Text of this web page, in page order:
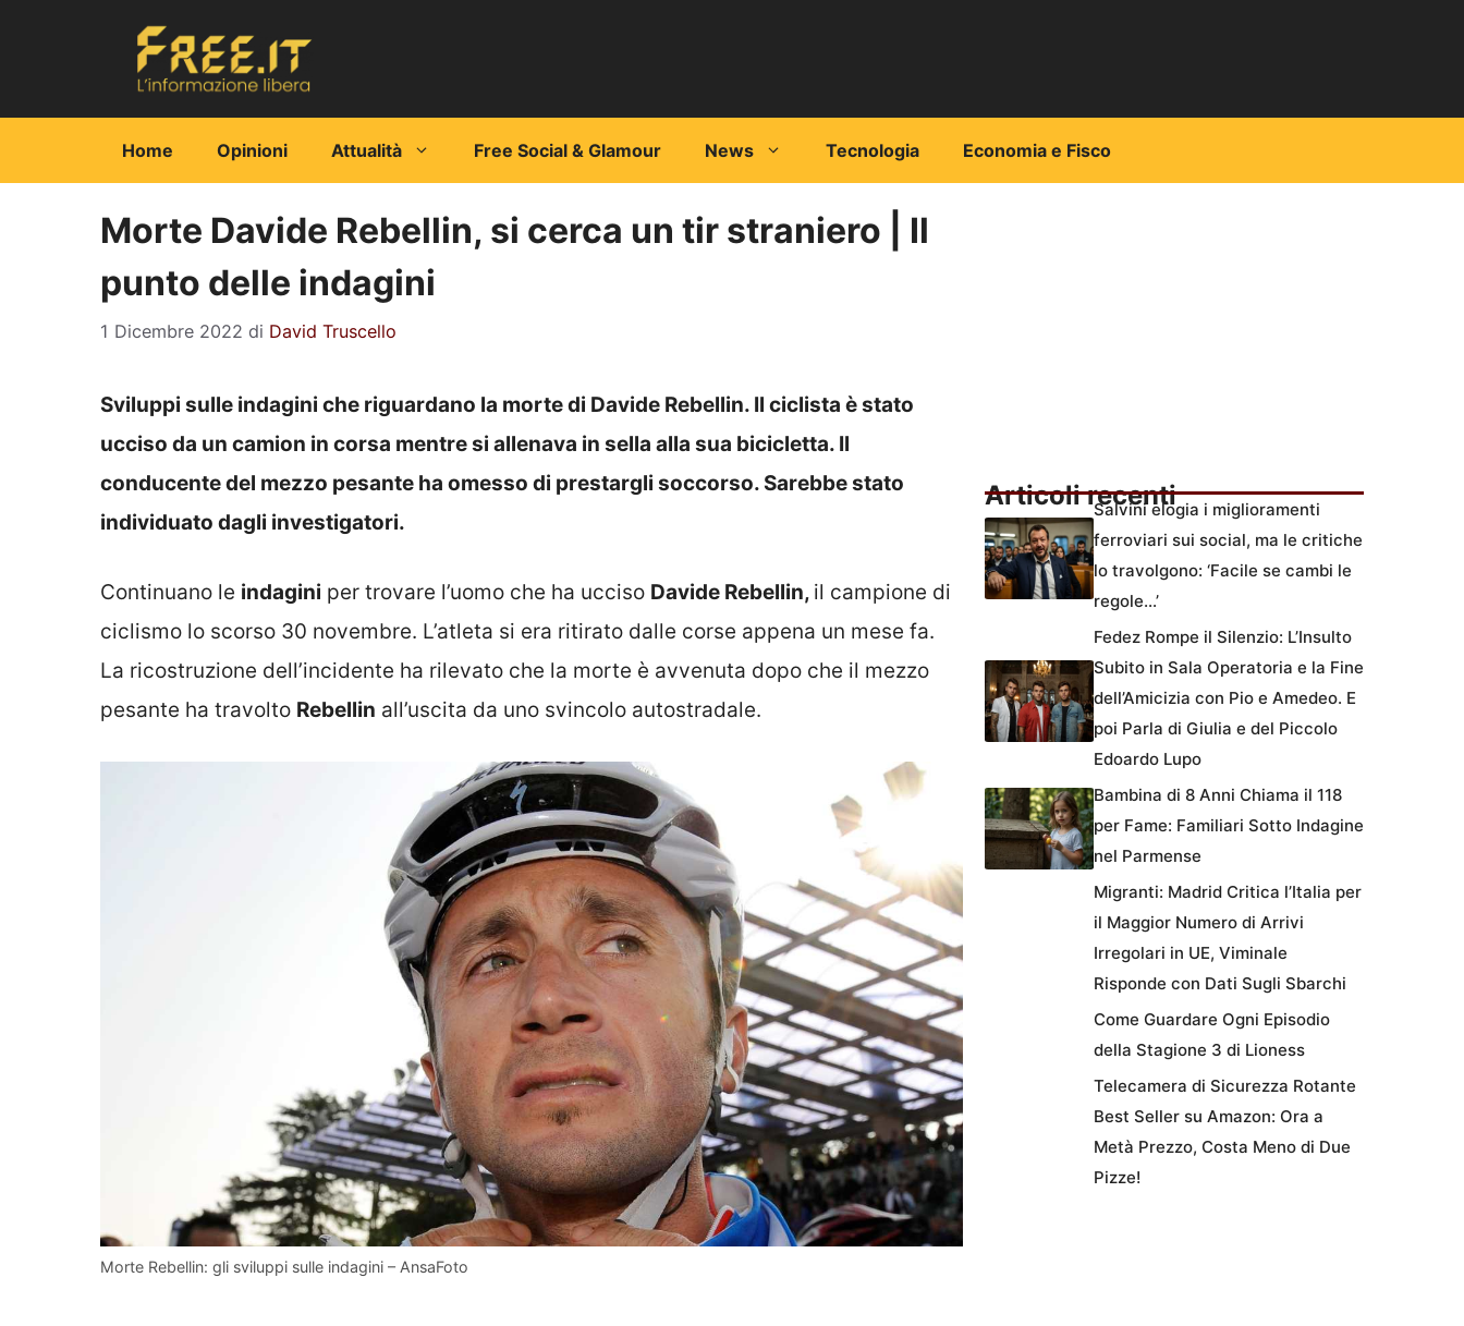
Home Opinioni Attualità Free Social & Glamour News Tecnologia Economia e Fisco
Morte Davide Rebellin, si cerca un tir straniero | Il
punto delle indagini
1 Dicembre 2022 di David Truscello
Sviluppi sulle indagini che riguardano la morte di Davide Rebellin. Il ciclista è stato
ucciso da un camion in corsa mentre si allenava in sella alla sua bicicletta. Il
conducente del mezzo pesante ha omesso di prestargli soccorso. Sarebbe stato
individuato dagli investigatori.
Continuano le indagini per trovare l’uomo che ha ucciso Davide Rebellin, il campione di
ciclismo lo scorso 30 novembre. L’atleta si era ritirato dalle corse appena un mese fa.
La ricostruzione dell’incidente ha rilevato che la morte è avvenuta dopo che il mezzo
pesante ha travolto Rebellin all’uscita da uno svincolo autostradale.
Morte Rebellin: gli sviluppi sulle indagini – AnsaFoto
Articoli recentiSalvini elogia i miglioramenti
ferroviari sui social, ma le critiche
lo travolgono: ‘Facile se cambi le
regole…’
Fedez Rompe il Silenzio: L’Insulto
Subito in Sala Operatoria e la Fine
dell’Amicizia con Pio e Amedeo. E
poi Parla di Giulia e del Piccolo
Edoardo Lupo
Bambina di 8 Anni Chiama il 118
per Fame: Familiari Sotto Indagine
nel Parmense
Migranti: Madrid Critica l’Italia per
il Maggior Numero di Arrivi
Irregolari in UE, Viminale
Risponde con Dati Sugli Sbarchi
Come Guardare Ogni Episodio
della Stagione 3 di Lioness
Telecamera di Sicurezza Rotante
Best Seller su Amazon: Ora a
Metà Prezzo, Costa Meno di Due
Pizze!